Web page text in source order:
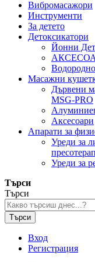
Вибромасажори
Инструменти
За детето
Детоксикатори
Йонни
Масажни
Дървени
MSG-PRO
Аксесоари
Апарати за
Уреди за
Уреди за
Търси
Търси
Търси
Вход
Регистрация